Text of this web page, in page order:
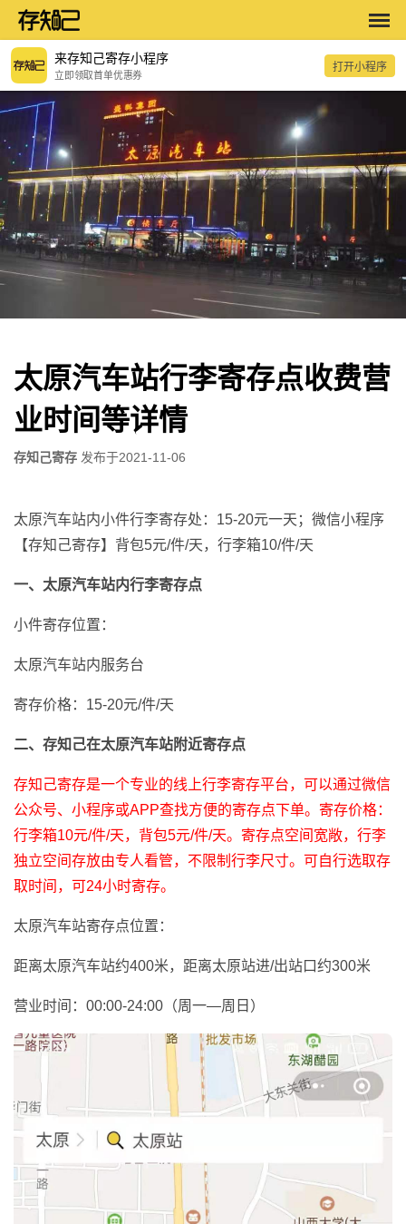
来存知己寄存小程序
立即领取首单优惠券
打开小程序
太原汽车站行李寄存点收费营
业时间等详情
存知己寄存 发布于2021-11-06
太原汽车站内小件行李寄存处：15-20元一天；微信小程序
【存知己寄存】背包5元/件/天，行李箱10/件/天
一、太原汽车站内行李寄存点
小件寄存位置：
太原汽车站内服务台
寄存价格：15-20元/件/天
二、存知己在太原汽车站附近寄存点
存知己寄存是一个专业的线上行李寄存平台，可以通过微信
公众号、小程序或APP查找方便的寄存点下单。寄存价格：
行李箱10元/件/天，背包5元/件/天。寄存点空间宽敞，行李
独立空间存放由专人看管，不限制行李尺寸。 可自行选取存
取时间，可24小时寄存。
太原汽车站寄存点位置：
距离太原汽车站约400米，距离太原站进/出站口约300米
营业时间：00:00-24:00（周一—周日）